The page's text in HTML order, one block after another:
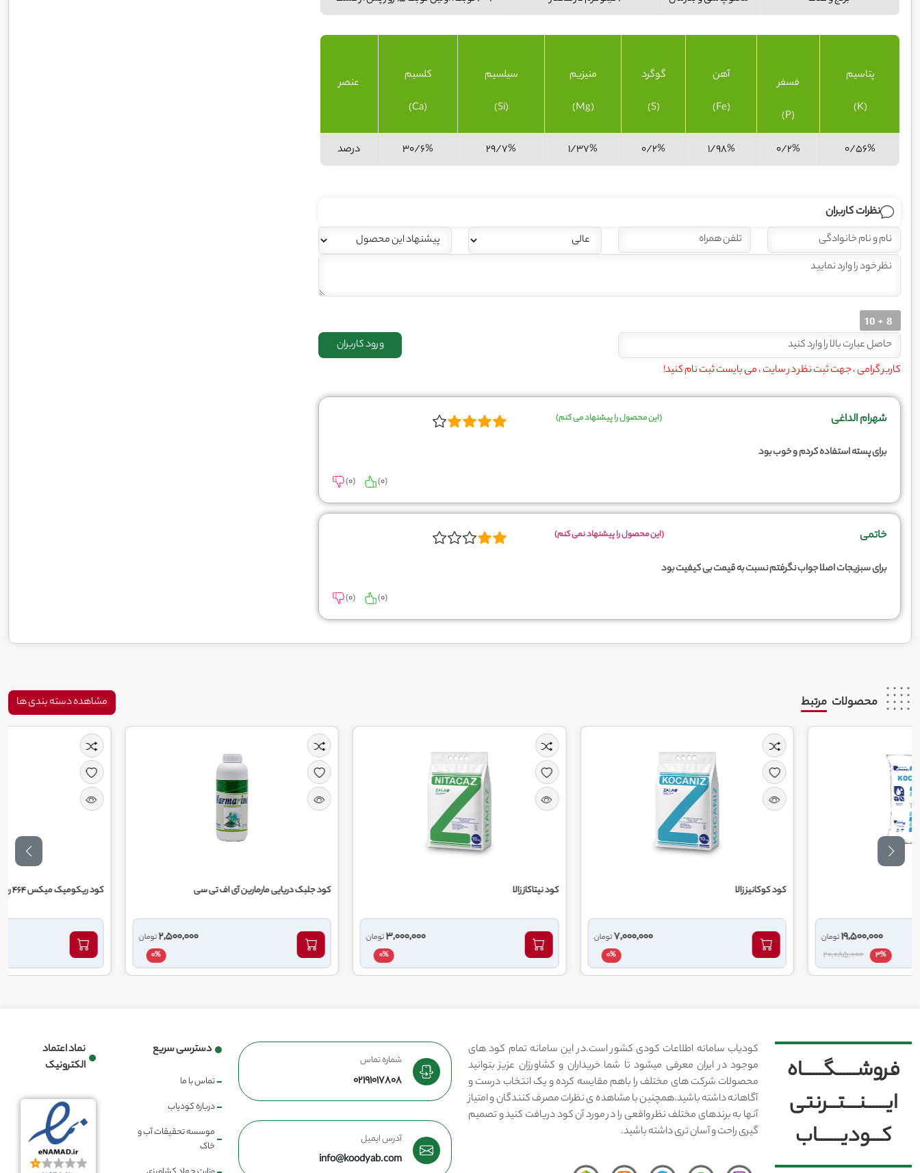
عنصر
کلسیم
(Ca)
سیلسیم
(Si)
منیزیم
(Mg)
گوگرد
(S)
آهن
(Fe)
فسفر
(P)
پتاسیم
(K)
درصد 30/6% 29/7% 1/37% 0/2% 1/98% 0/2% 0/56%
نظرات کاربران
کاربر گرامی ، جهت ثبت نظر در سایت ، می بایست ثبت نام کنید!
شهرام الداغی (این محصول را پیشنهاد می کنم)
برای پسته استفاده کردم و خوب بود
(
0
) (
0
)
خاتمی (این محصول را پیشنهاد نمی کنم)
برای سبزیجات اصلا جواب نگرفتم نسبت به قیمت بی کیفیت بود
(
0
) (
0
)
محصولات مرتبط مشاهده دسته بندی ها
کود جلبک دریایی مارمارین آی اف تی سی کود ریکومیک میکس 464 ریکو
فروشــــــگــــــاه
ایــــــنــــتـــرنتی
کـــودیـــــــاب
کودیاب سامانه اطلاعات کودی کشور است.در این سامانه تمام کود های
موجود در ایران معرفی میشود تا شما خریداران و کشاورزان عزیز بتوانید
محصولات شرکت های مختلف را باهم مقایسه کرده و یک انتخاب درست و
آگاهانه داشته باشید.همچنین با مشاهده ی نظرات مصرف کنندگان و امتیاز
آنها به برندهای مختلف نظر واقعی را در مورد آن کود دریافت کنید و تصمیم
گیری راحت و آسان تری داشته باشید.
شماره تماس
02191017808
آدرس ایمیل
info@koodyab.com
دسترسی سریع
تماس با ما
درباره کودیاب
موسسه تحقیقات آب و
خاک
نماد اعتماد
الکترونیک